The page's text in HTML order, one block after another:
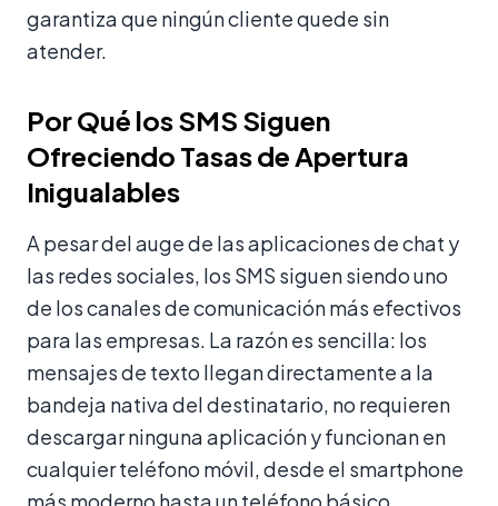
garantiza que ningún cliente quede sin
atender.
Por Qué los SMS Siguen
Ofreciendo Tasas de Apertura
Inigualables
A pesar del auge de las aplicaciones de chat y
las redes sociales, los SMS siguen siendo uno
de los canales de comunicación más efectivos
para las empresas. La razón es sencilla: los
mensajes de texto llegan directamente a la
bandeja nativa del destinatario, no requieren
descargar ninguna aplicación y funcionan en
cualquier teléfono móvil, desde el smartphone